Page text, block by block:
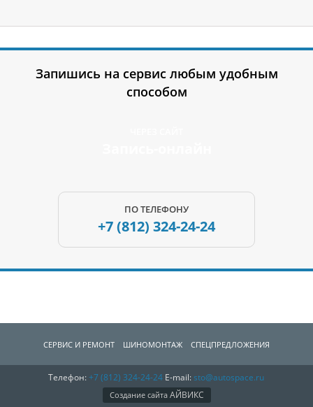
Запишись на сервис любым удобным
способом
ПО ТЕЛЕФОНУ
+7 (812) 324-24-24
СЕРВИС И РЕМОНТ ШИНОМОНТАЖ СПЕЦПРЕДЛОЖЕНИЯ
АВТОЗАПЧАCТИ О КОМПАНИИ КОНТАКТЫ
Телефон:+7 (812)324-24-24 E-mail:sto@autospace.ru
Создание сайтаАЙВИКС